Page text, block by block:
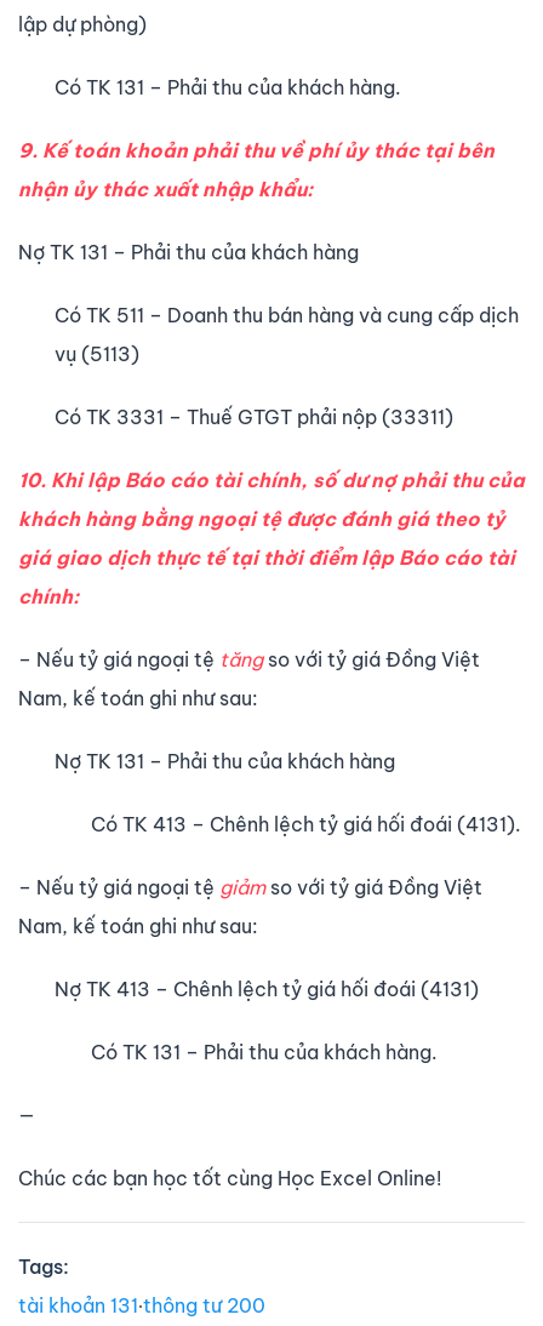
lập dự phòng)
Có TK 131 – Phải thu của khách hàng.
9. Kế toán khoản phải thu về phí ủy thác tại bên
nhận ủy thác xuất nhập khẩu:
Nợ TK 131 – Phải thu của khách hàng
Có TK 511 – Doanh thu bán hàng và cung cấp dịch
vụ (5113)
Có TK 3331 – Thuế GTGT phải nộp (33311)
10. Khi lập Báo cáo tài chính, số dư nợ phải thu của
khách hàng bằng ngoại tệ được đánh giá theo tỷ
giá giao dịch thực tế tại thời điểm lập Báo cáo tài
chính:
– Nếu tỷ giá ngoại tệ tăngso với tỷ giá Đồng Việt
Nam, kế toán ghi như sau:
Nợ TK 131 – Phải thu của khách hàng
Có TK 413 – Chênh lệch tỷ giá hối đoái (4131).
– Nếu tỷ giá ngoại tệ giảmso với tỷ giá Đồng Việt
Nam, kế toán ghi như sau:
Nợ TK 413 – Chênh lệch tỷ giá hối đoái (4131)
Có TK 131 – Phải thu của khách hàng.
—
Chúc các bạn học tốt cùng Học Excel Online!
Tags:
tài khoản 131∙thông tư 200